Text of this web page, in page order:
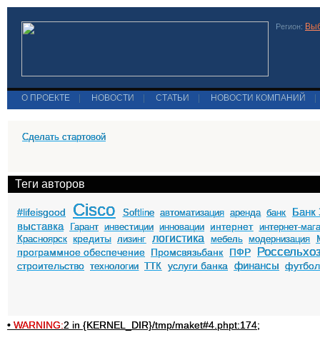
Регион:
О ПРОЕКТЕ НОВОСТИ СТАТЬИ НОВОСТИ КОМПАНИЙ
Сделать стартовой
Теги авторов
#lifeisgood Cisco Softline автоматизация аренда банк
Банк
выставка
Гарант инвестиции инновации интернет интернет-
Красноярск кредиты лизинг логистика мебель модернизация
программное обеспечение Промсвязьбанк ПФР
строительство технологии ТТК услуги банка финансы футбол
• WARNING:2 in {KERNEL_DIR}/tmp/maket#4.phpt:174;